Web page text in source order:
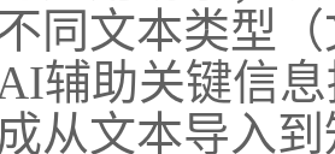
同文本类型
辅助关键信
从文本导入